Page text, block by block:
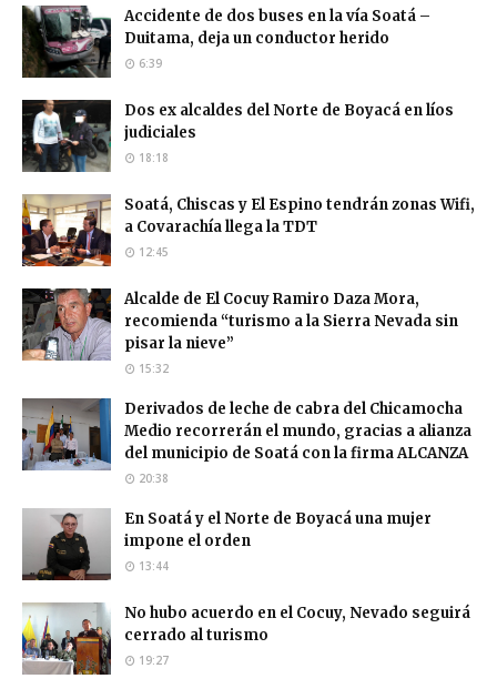
Accidente de dos buses en la vía Soatá –
Duitama, deja un conductor herido
6:39
Dos ex alcaldes del Norte de Boyacá en líos
judiciales
18:18
Soatá, Chiscas y El Espino tendrán zonas Wifi,
a Covarachía llega la TDT
12:45
Alcalde de El Cocuy Ramiro Daza Mora,
recomienda “turismo a la Sierra Nevada sin
pisar la nieve”
15:32
Derivados de leche de cabra del Chicamocha
Medio recorrerán el mundo, gracias a alianza
del municipio de Soatá con la firma ALCANZA
20:38
En Soatá y el Norte de Boyacá una mujer
impone el orden
13:44
No hubo acuerdo en el Cocuy, Nevado seguirá
cerrado al turismo
19:27